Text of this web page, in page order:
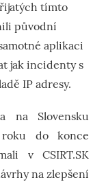
tímto
původní
aplikaci
jak incidenty s
IP adresy.
na Slovensku
do konce
v CSIRT.SK
na zlepšení